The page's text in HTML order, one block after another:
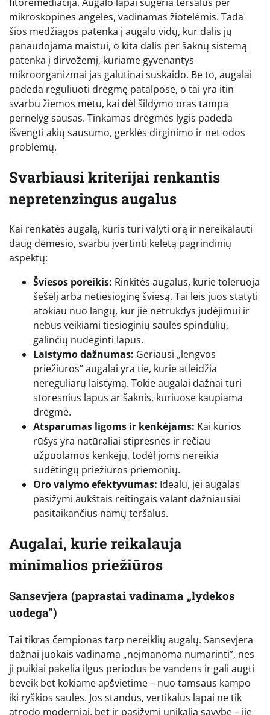
mikroskopines angeles, vadinamas žiotelėmis. Tada
šios medžiagos patenka į augalo vidų, kur dalis jų
panaudojama maistui, o kita dalis per šaknų sistemą
patenka į dirvožemį, kuriame gyvenantys
mikroorganizmai jas galutinai suskaido. Be to, augalai
padeda reguliuoti drėgmę patalpose, o tai yra itin
svarbu žiemos metu, kai dėl šildymo oras tampa
pernelyg sausas. Tinkamas drėgmės lygis padeda
išvengti akių sausumo, gerklės dirginimo ir net odos
problemų.
Svarbiausi kriterijai renkantis
nepretenzingus augalus
Kai renkatės augalą, kuris turi valyti orą ir nereikalauti
daug dėmesio, svarbu įvertinti keletą pagrindinių
aspektų:
Šviesos poreikis: Rinkitės augalus, kurie toleruoja
šešėlį arba netiesioginę šviesą. Tai leis juos statyti
atokiau nuo langų, kur jie netrukdys judėjimui ir
nebus veikiami tiesioginių saulės spindulių,
galinčių nudeginti lapus.
Laistymo dažnumas: Geriausi „lengvos
priežiūros” augalai yra tie, kurie atleidžia
nereguliarų laistymą. Tokie augalai dažnai turi
storesnius lapus ar šaknis, kuriuose kaupiama
drėgmė.
Atsparumas ligoms ir kenkėjams: Kai kurios
rūšys yra natūraliai stipresnės ir rečiau
užpuolamos kenkėjų, todėl joms nereikia
sudėtingų priežiūros priemonių.
Oro valymo efektyvumas: Idealu, jei augalas
pasižymi aukštais reitingais valant dažniausiai
pasitaikančius namų teršalus.
Augalai, kurie reikalauja
minimalios priežiūros
Sansevjera (paprastai vadinama „lydekos
uodega”)
Tai tikras čempionas tarp nereiklių augalų. Sansevjera
dažnai juokais vadinama „neįmanoma numarinti”, nes
ji puikiai pakelia ilgus periodus be vandens ir gali augti
beveik bet kokiame apšvietime – nuo tamsaus kampo
iki ryškios saulės. Jos standūs, vertikalūs lapai ne tik
atrodo moderniai, bet ir pasižymi unikalia savybe – jie